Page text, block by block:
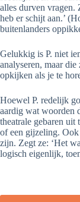
alles durven vragen.
heb er schijt aan.’
buitenlanders
Gelukkig is P. niet
analyseren, maar
opkijken als je te
Hoewel P. redelijk
aardig wat woorden
theatrale gebaren uit
of een gijzeling.
zijn. Zegt ze: ‘Het
logisch eigenlijk,